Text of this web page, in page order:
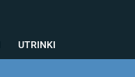
UTRINKI